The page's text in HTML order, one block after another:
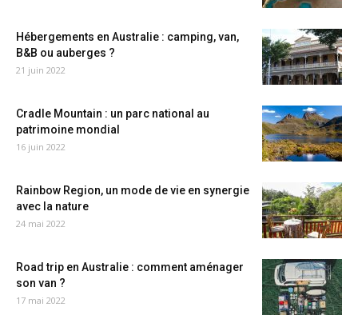
Hébergements en Australie : camping, van,
B&B ou auberges ?
21 juin 2022
Cradle Mountain : un parc national au
patrimoine mondial
16 juin 2022
Rainbow Region, un mode de vie en synergie
avec la nature
24 mai 2022
Road trip en Australie : comment aménager
son van ?
17 mai 2022